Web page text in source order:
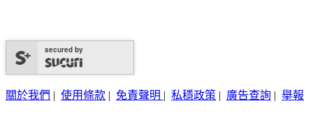
secured by
關於我們 | 使用條款 | 免責聲明 | 私穩政策 | 廣告查詢 | 舉報